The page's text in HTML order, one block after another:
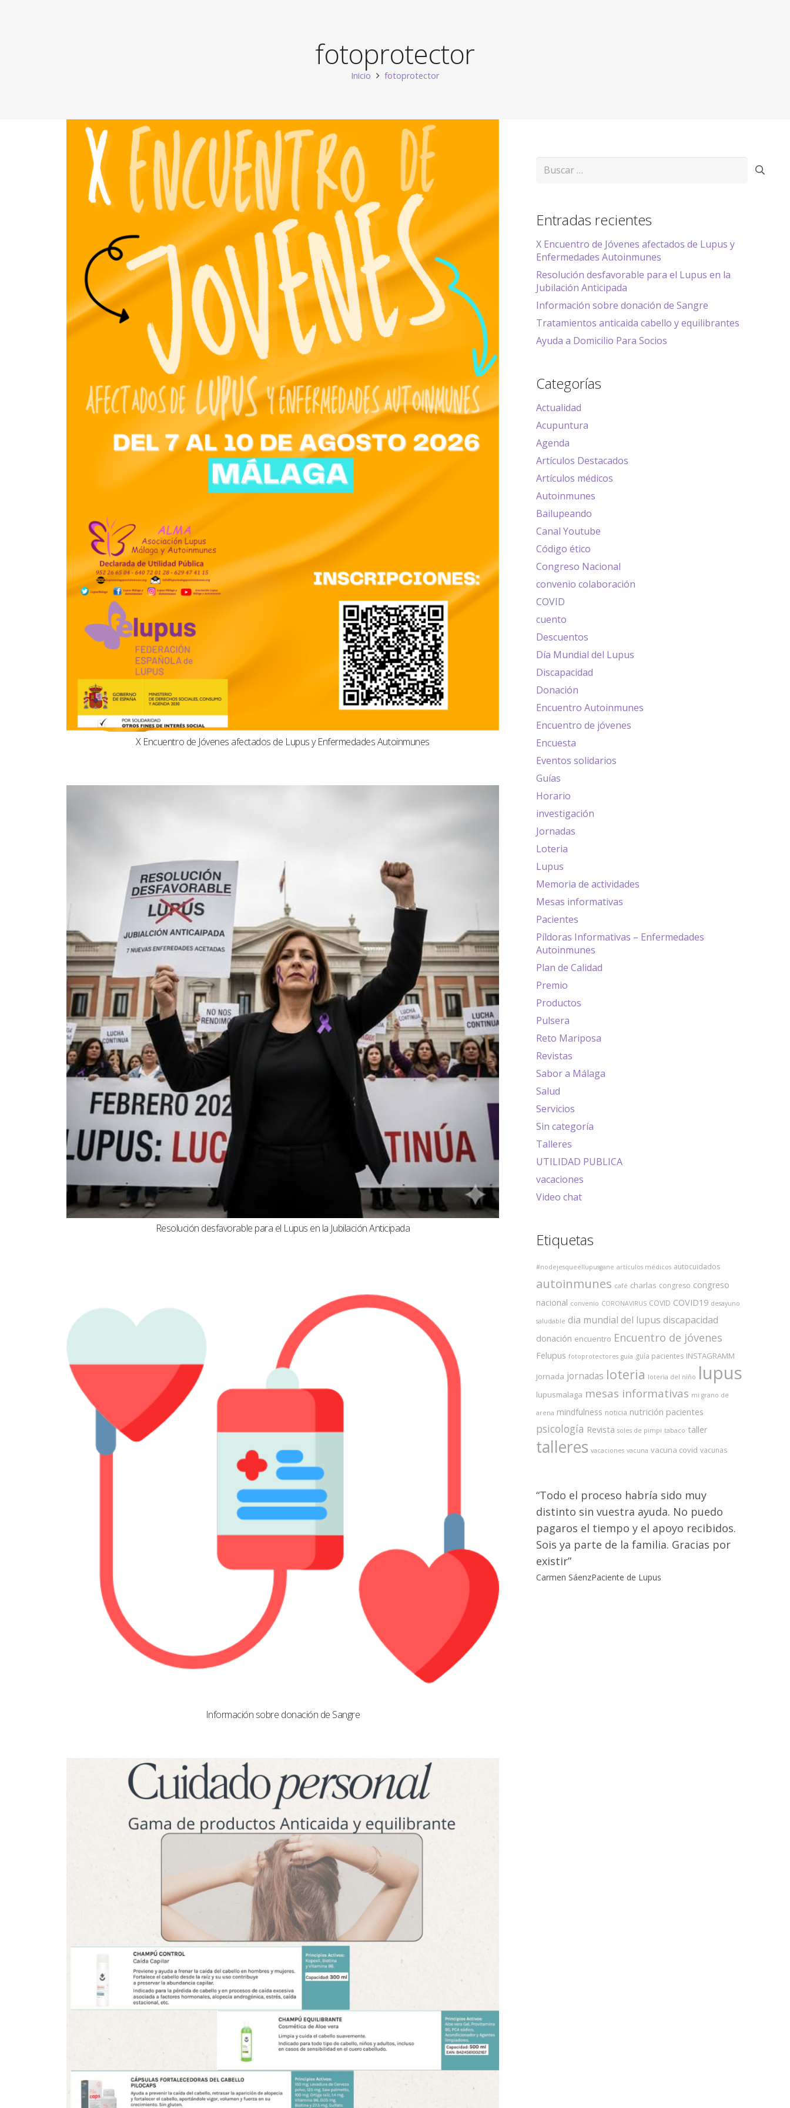
fotoprotector
Inicio fotoprotector
X Encuentro de Jóvenes afectados de Lupus y Enfermedades Autoinmunes
Resolución desfavorable para el Lupus en la Jubilación Anticipada
Información sobre donación de Sangre
Buscar:
Entradas recientes
X Encuentro de Jóvenes afectados de Lupus y
Enfermedades Autoinmunes
Resolución desfavorable para el Lupus en la
Jubilación Anticipada
Información sobre donación de Sangre
Tratamientos anticaida cabello y equilibrantes
Ayuda a Domicilio Para Socios
Categorías
Actualidad
Acupuntura
Agenda
Artículos Destacados
Artículos médicos
Autoinmunes
Bailupeando
Canal Youtube
Código ético
Congreso Nacional
convenio colaboración
COVID
cuento
Descuentos
Día Mundial del Lupus
Discapacidad
Donación
Encuentro Autoinmunes
Encuentro de jóvenes
Encuesta
Eventos solidarios
Guías
Horario
investigación
Jornadas
Loteria
Lupus
Memoria de actividades
Mesas informativas
Pacientes
Píldoras Informativas – Enfermedades
Autoinmunes
Plan de Calidad
Premio
Productos
Pulsera
Reto Mariposa
Revistas
Sabor a Málaga
Salud
Servicios
Sin categoría
Talleres
UTILIDAD PUBLICA
vacaciones
Video chat
Etiquetas
#nodejesqueellupusgane artículos médicos autocuidados
autoinmunes café charlas congreso congreso
nacional convenio CORONAVIRUS COVID COVID19 desayuno
saludable dia mundial del lupus discapacidad
donación encuentro Encuentro de jóvenes
Felupus fotoprotectores guía guía pacientes INSTAGRAMM
jornada jornadas loteria loteria del niño lupus
lupusmalaga mesas informativas mi grano de
arena mindfulness noticia nutrición pacientes
psicología Revista soles de pimpi tabaco taller
talleres vacaciones vacuna vacuna covid vacunas
Todo el proceso habría sido muy
distinto sin vuestra ayuda. No puedo
pagaros el tiempo y el apoyo recibidos.
Sois ya parte de la familia. Gracias por
existir
Carmen SáenzPaciente de Lupus